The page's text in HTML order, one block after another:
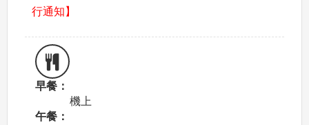
行通知】
早餐：
機上
午餐：